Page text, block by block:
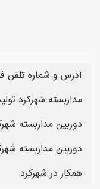
آدرس و شماره تلفن
مداربسته شهرکرد
دوربین مداربسته
دوربین مداربسته
همکار در شهرکرد